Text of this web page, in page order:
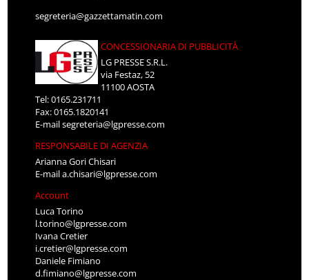
segreteria@gazzettamatin.com
CONCESSIONARIA DI PUBBLICITÀ
LG PRESSE S.R.L.
via Festaz, 52
11100 AOSTA
Tel: 0165.231711
Fax: 0165.1820141
E-mailsegreteria@lgpresse.com
RESPONSABILE DI AGENZIA
Arianna Gori Chisari
E-maila.chisari@lgpresse.com
Account
Luca Torino
l.torino@lgpresse.com
Ivana Cretier
i.cretier@lgpresse.com
Daniele Fimiano
d.fimiano@lgpresse.com